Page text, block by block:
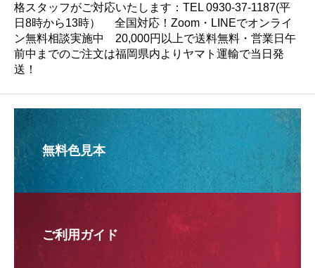
格スタッフがご対応いたします：TEL 0930-37-1187(平
日8時から13時） 全国対応！Zoom・LINEでオンライ
ン無料相談実施中 20,000円以上で送料無料・営業日午
前中までのご注文は福岡県内よりヤマト運輸で当日発
送！
無料色見本
ご利用ガイド